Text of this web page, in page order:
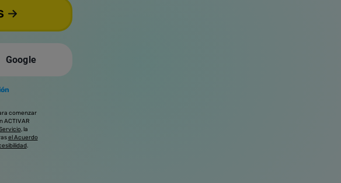
Google
comenzar
ACTIVAR
, la
el Acuerdo
.